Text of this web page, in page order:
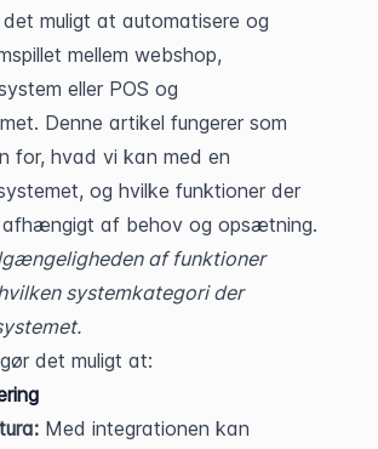
muligt at automatisere og
mellem webshop,
eller POS og
Denne artikel fungerer som
for, hvad vi kan med en
og hvilke funktioner der
af behov og opsætning.
af funktioner
systemkategori der
det muligt at:
Med integrationen kan